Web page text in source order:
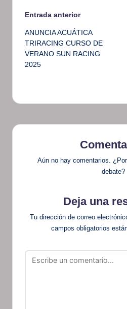
Navegación
de
entradas
Entrada anterior
ANUNCIA ACUÁTICA
TRIRACING CURSO DE
VERANO SUN RACING
2025
Aún no hay comentarios.
debate?
Deja una
Tu dirección de correo
campos obligatorios